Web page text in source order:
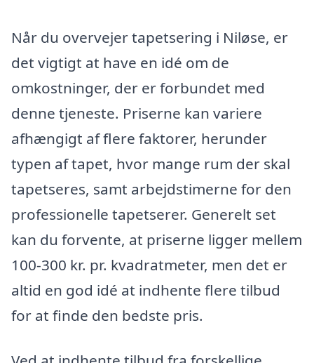
Når du overvejer tapetsering i Niløse, er
det vigtigt at have en idé om de
omkostninger, der er forbundet med
denne tjeneste. Priserne kan variere
afhængigt af flere faktorer, herunder
typen af tapet, hvor mange rum der skal
tapetseres, samt arbejdstimerne for den
professionelle tapetserer. Generelt set
kan du forvente, at priserne ligger mellem
100-300 kr. pr. kvadratmeter, men det er
altid en god idé at indhente flere tilbud
for at finde den bedste pris.